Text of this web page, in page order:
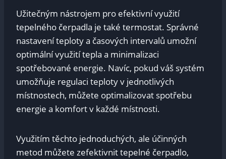
Užitečným nástrojem pro efektivní využití
tepelného čerpadla je také termostat. Správné
nastavení teploty a časových intervalů umožní
optimální využití tepla a minimalizaci
spotřebované energie. Navíc, pokud váš systém
umožňuje regulaci teploty v jednotlivých
místnostech, můžete optimalizovat spotřebu
energie a komfort v každé místnosti.
Využitím těchto jednoduchých, ale účinných
metod můžete zefektivnit tepelné čerpadlo,